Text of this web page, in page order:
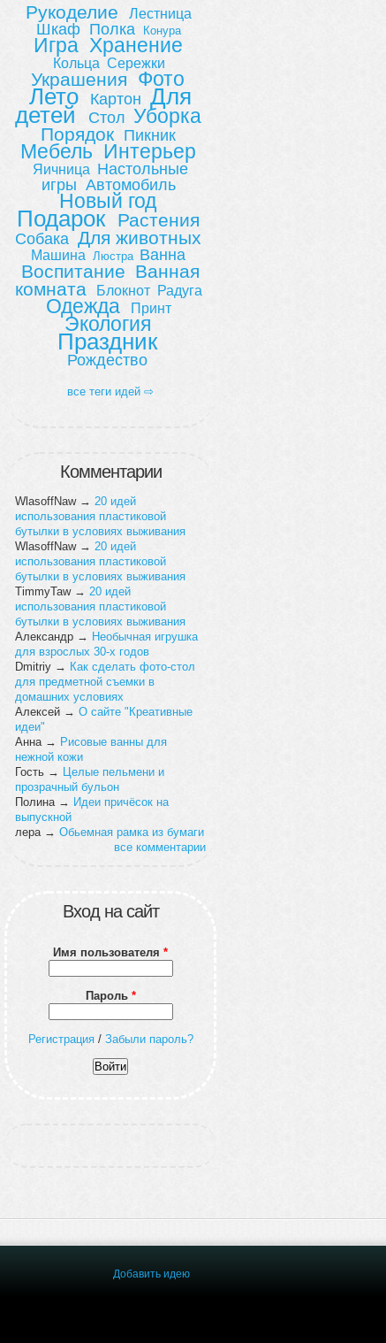
Рукоделие Лестница
Шкаф Полка Конура
Игра Хранение
Кольца Сережки
Украшения Фото
Лето Картон Для
детей Стол Уборка
Порядок Пикник
Мебель Интерьер
Яичница Настольные
игры Автомобиль
Новый год
Подарок Растения
Собака Для животных
Машина Люстра Ванна
Воспитание Ванная
комната
Блокнот Радуга
Одежда Принт
Экология
Праздник
Рождество
все теги идей ⇨
Комментарии
WlasoffNaw→ 20 идей
использования пластиковой
бутылки в условиях выживания
WlasoffNaw→ 20 идей
использования пластиковой
бутылки в условиях выживания
TimmyTaw→ 20 идей
использования пластиковой
бутылки в условиях выживания
Александр → Необычная игрушка
для взрослых 30-х годов
Dmitriy → Как сделать фото-стол
для предметной съемки в
домашних условиях
Алексей → О сайте "Креативные
идеи"
Анна→ Рисовые ванны для
нежной кожи
Гость → Целые пельмени и
прозрачный бульон
Полина→ Идеи причёсок на
выпускной
лера→ Обьемная рамка из бумаги
все комментарии
Вход на сайт
Имя пользователя *
Пароль *
Регистрация/ Забыли пароль?
Добавить идею